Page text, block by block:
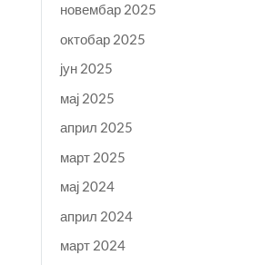
новембар 2025
октобар 2025
јун 2025
мај 2025
април 2025
март 2025
мај 2024
април 2024
март 2024